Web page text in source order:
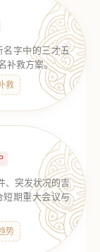
名字中的三才五
补救方案。
救
、突发状况的吉
短期重大会议与
势